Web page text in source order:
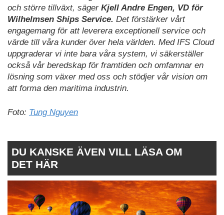
och större tillväxt, säger Kjell Andre Engen, VD för
Wilhelmsen Ships Service. Det förstärker vårt
engagemang för att leverera exceptionell service och
värde till våra kunder över hela världen. Med IFS Cloud
uppgraderar vi inte bara våra system, vi säkerställer
också vår beredskap för framtiden och omfamnar en
lösning som växer med oss och stödjer vår vision om
att forma den maritima industrin.
Foto: Tung Nguyen
DU KANSKE ÄVEN VILL LÄSA OM
DET HÄR